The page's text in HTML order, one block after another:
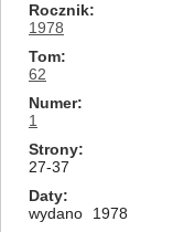
Rocznik
1978
Tom
62
Numer
1
Strony
27-37
Daty
wydano
1978